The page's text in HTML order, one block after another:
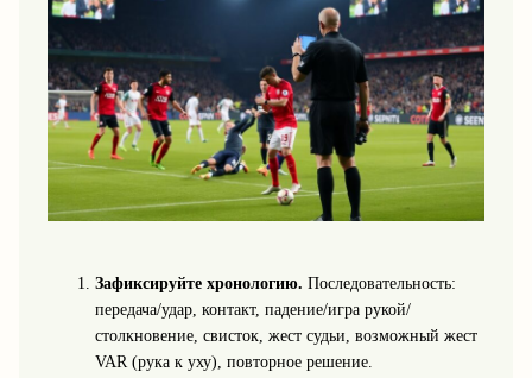
Зафиксируйте хронологию. Последовательность:
передача/удар, контакт, падение/игра рукой/
столкновение, свисток, жест судьи, возможный жест
VAR (рука к уху), повторное решение.